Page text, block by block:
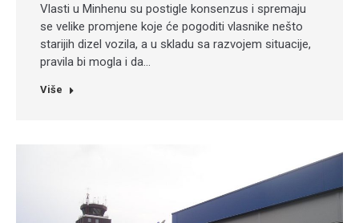
Vlasti u Minhenu su postigle konsenzus i spremaju
se velike promjene koje će pogoditi vlasnike nešto
starijih dizel vozila, a u skladu sa razvojem situacije,
pravila bi mogla i da…
Više